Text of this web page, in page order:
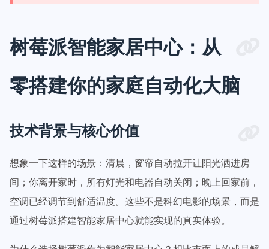
树莓派智能家居中心：从
零搭建你的家庭自动化大脑
技术背景与核心价值
想象一下这样的场景：清晨，窗帘自动拉开让阳光洒进房
间；你离开家时，所有灯光和电器自动关闭；晚上回家前，
空调已经调节到舒适温度。这些不是科幻电影的场景，而是
通过树莓派搭建智能家居中心就能实现的真实体验。